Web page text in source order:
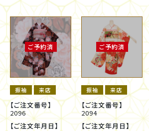
ご予約済
振袖 来店
【ご注文番号】
2096
【ご注文年月日】
ご予約済
振袖 来店
【ご注文番号】
2094
【ご注文年月日】